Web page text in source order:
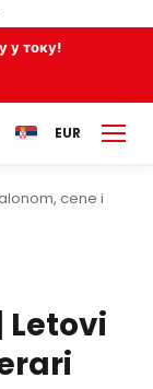
у току!
EUR
cene i
Letovi